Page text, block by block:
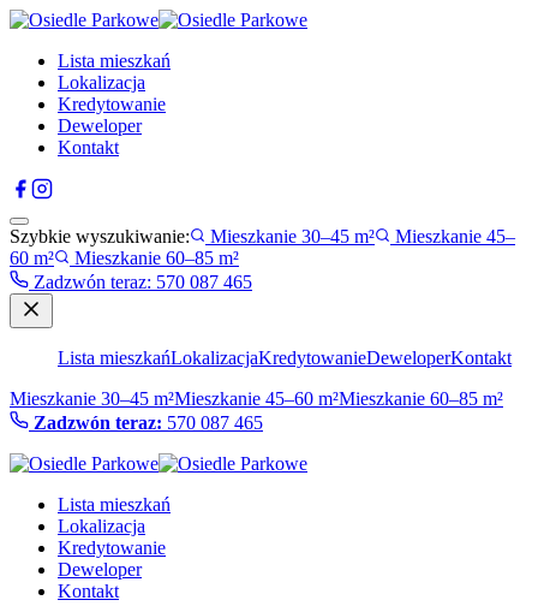
Lista mieszkań
Lokalizacja
Kredytowanie
Deweloper
Kontakt
Szybkie wyszukiwanie: Mieszkanie 30–45 m²
Mieszkanie 45–
60 m²
Mieszkanie 60–85 m²
Zadzwón teraz: 570 087 465
Lista mieszkańLokalizacjaKredytowanieDeweloperKontakt
Mieszkanie 30–45 m²Mieszkanie 45–60 m²Mieszkanie 60–85 m²
Zadzwón teraz: 570 087 465
Lista mieszkań
Lokalizacja
Kredytowanie
Deweloper
Kontakt